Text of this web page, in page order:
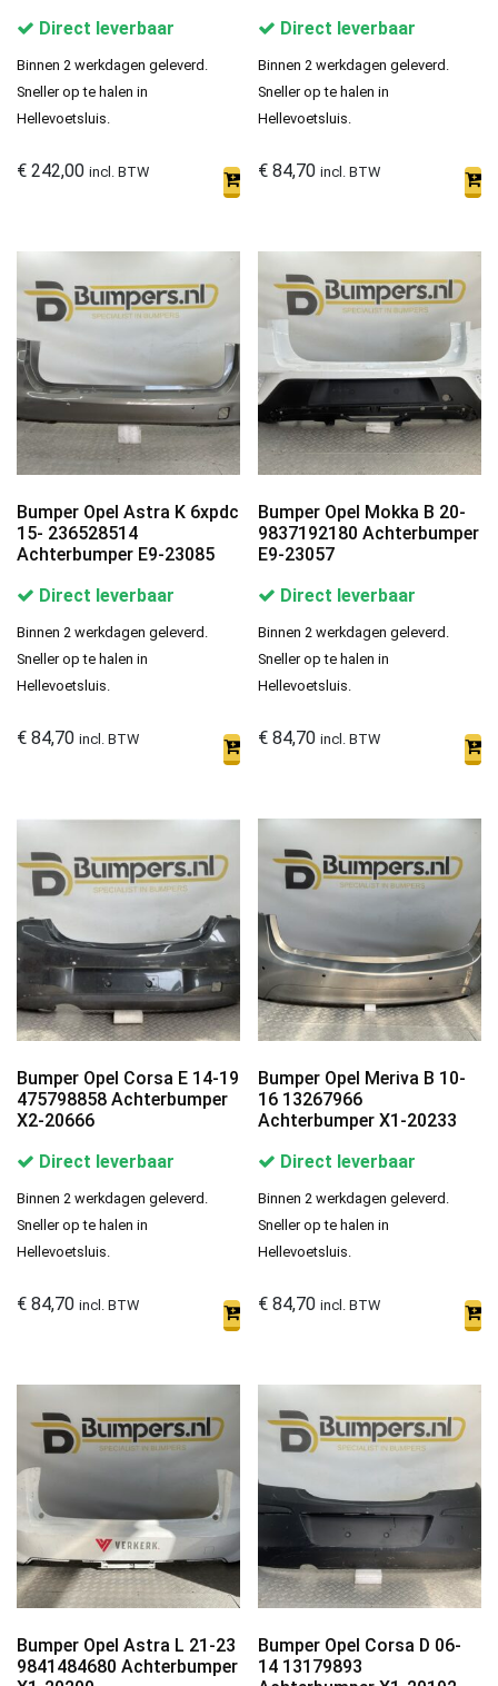
Direct leverbaar
Binnen 2 werkdagen geleverd.
Sneller op te halen in
Hellevoetsluis.
€ 242,00 incl. BTW
Direct leverbaar
Binnen 2 werkdagen geleverd.
Sneller op te halen in
Hellevoetsluis.
€ 84,70 incl. BTW
Bumper Opel Astra K 6xpdc
15- 236528514
Achterbumper E9-23085
Direct leverbaar
Binnen 2 werkdagen geleverd.
Sneller op te halen in
Hellevoetsluis.
€ 84,70 incl. BTW
Bumper Opel Mokka B 20-
9837192180 Achterbumper
E9-23057
Direct leverbaar
Binnen 2 werkdagen geleverd.
Sneller op te halen in
Hellevoetsluis.
€ 84,70 incl. BTW
Bumper Opel Corsa E 14-19
475798858 Achterbumper
X2-20666
Direct leverbaar
Binnen 2 werkdagen geleverd.
Sneller op te halen in
Hellevoetsluis.
€ 84,70 incl. BTW
Bumper Opel Meriva B 10-
16 13267966
Achterbumper X1-20233
Direct leverbaar
Binnen 2 werkdagen geleverd.
Sneller op te halen in
Hellevoetsluis.
€ 84,70 incl. BTW
Bumper Opel Astra L 21-23
9841484680 Achterbumper
Bumper Opel Corsa D 06-
14 13179893